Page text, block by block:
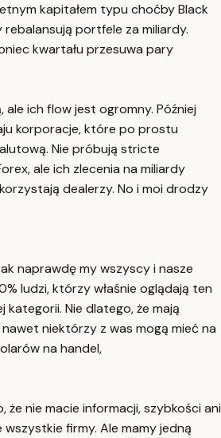
kapitałem typu choćby Black
rebalansują portfele za miliardy.
kwartału przesuwa pary
ale ich flow jest ogromny. Później
korporacje, które po prostu
Nie próbują stricte
ale ich zlecenia na miliardy
dealerzy. No i moi drodzy
naprawdę my wszyscy i nasze
ludzi, którzy właśnie oglądają ten
kategorii. Nie dlatego, że mają
niektórzy z was mogą mieć na
na handel,
nie macie informacji, szybkości ani
firmy. Ale mamy jedną